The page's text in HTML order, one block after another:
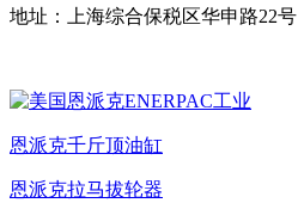
地址：上海综合保税区华申路22号
恩派克千斤顶油缸
恩派克拉马拔轮器